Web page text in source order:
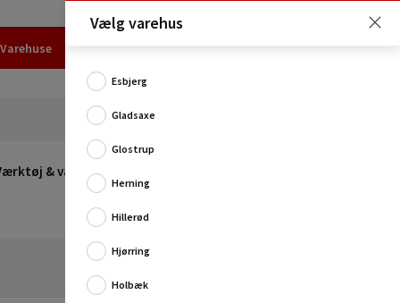
Varehuse
& værksted
Vælg varehus
Esbjerg
Gladsaxe
Glostrup
Herning
Hillerød
Hjørring
Holbæk